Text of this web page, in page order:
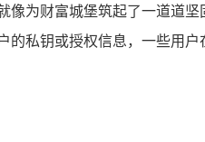
像为财富城堡筑起了一道道
私钥或授权信息，一些用